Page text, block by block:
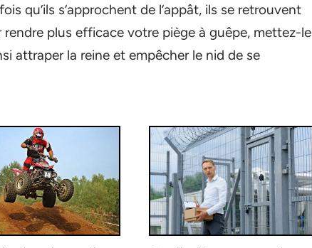
qu’ils s’approchent de l’appât, ils se retrouvent
rendre plus efficace votre piège à guêpe, mettez-le
attraper la reine et empêcher le nid de se